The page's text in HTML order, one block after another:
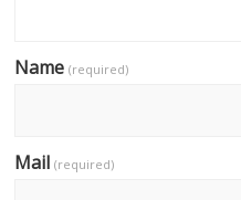
Name(required)
Mail(required)